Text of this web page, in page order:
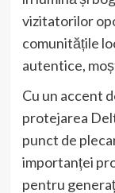
vizitatorilor
comunitățile
autentice,
Cu un accent
protejarea
punct de
importanței
pentru